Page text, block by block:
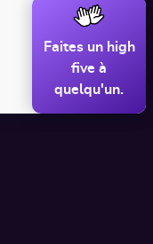
Faites un high
five à
quelqu'un.